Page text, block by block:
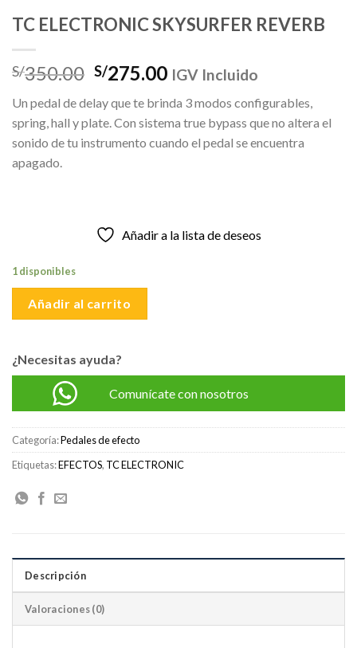
TC ELECTRONIC SKYSURFER REVERB
S/350.00 El
original
era:
S/350.00.
S/275.00El
actual
es:
S/275.00.
IGV Incluido
Un pedal de delay que te brinda 3 modos configurables,
spring, hall y plate. Con sistema true bypass que no altera el
sonido de tu instrumento cuando el pedal se encuentra
apagado.
Añadir a la lista de deseos
1 disponibles
Añadir al carrito
¿Necesitas ayuda?
Comunícate con nosotros
Categoría:Pedales de efecto
Etiquetas:EFECTOS, TC ELECTRONIC
Descripción
Valoraciones (0)